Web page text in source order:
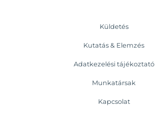
Küldetés
Kutatás & Elemzés
Adatkezelési tájékoztató
Munkatársak
Kapcsolat